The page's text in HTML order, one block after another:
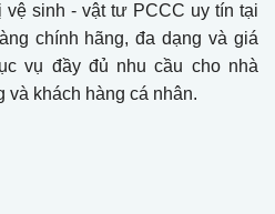
sinh - vật tư PCCC uy tín tại
chính hãng, đa dạng và giá
vụ đầy đủ nhu cầu cho nhà
và khách hàng cá nhân.